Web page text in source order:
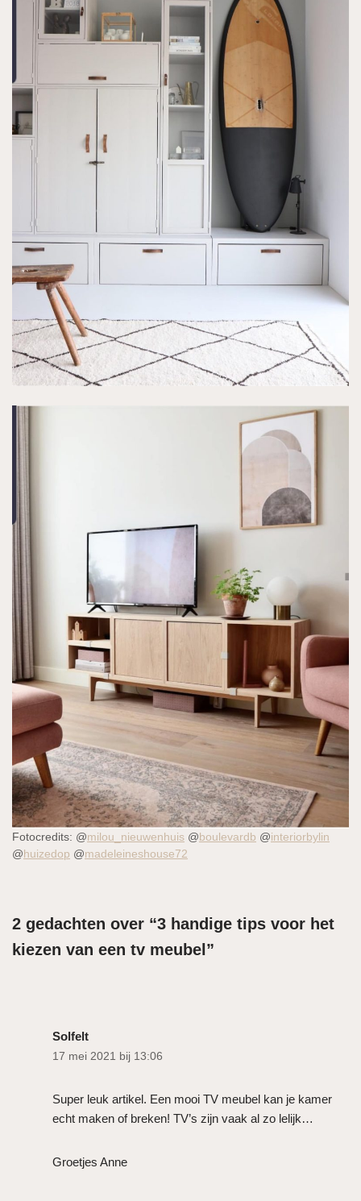
Fotocredits: @milou_nieuwenhuis @ boulevardb @interiorbylin
@ huizedop @madeleineshouse72
2 gedachten over “3 handige tips voor het
kiezen van een tv meubel”
Solfelt
17 mei 2021 bij 13:06
Super leuk artikel. Een mooi TV meubel kan je kamer
echt maken of breken! TV’s zijn vaak al zo lelijk…
Groetjes Anne